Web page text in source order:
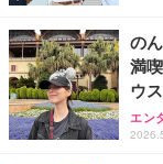
エレ
タ
￥
INI
￥
￥
の
満
ウ
エン